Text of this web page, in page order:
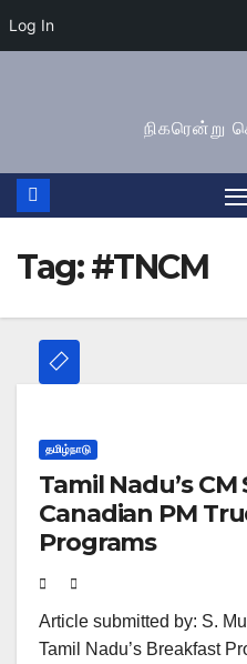
Log In
நிகரென்று
Tag:#TNCM
தமிழ்நாடு
Tamil Nadu’s
Canadian PM
Programs
Article submitted by: S.
Tamil Nadu’s Breakfast